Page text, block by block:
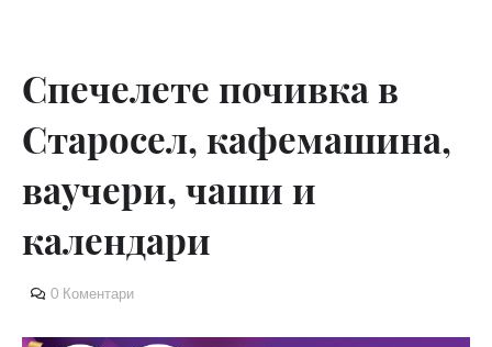
Спечелете почивка в
Старосел, кафемашина,
ваучери, чаши и
календари
0 Коментари